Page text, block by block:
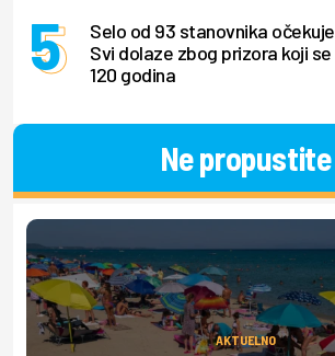
Selo od 93 stanovnika
Svi dolaze zbog prizora koji
120 godina
Ne propustite
AKTUELNO